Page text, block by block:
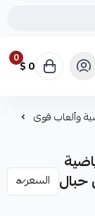
0 0 $
وألعاب قوى